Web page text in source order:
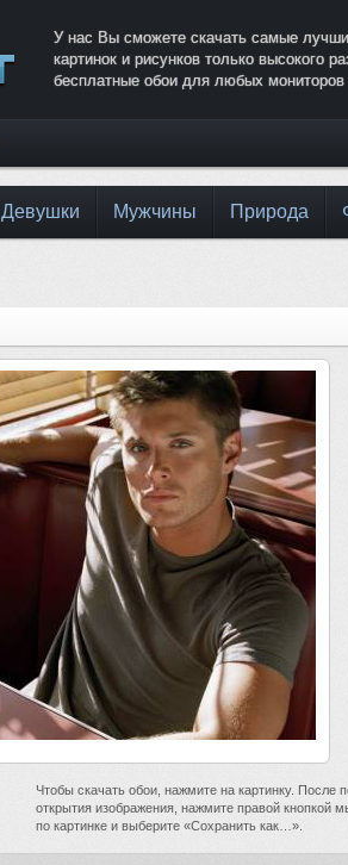
У нас Вы сможете скачать самые
картинок и рисунков только высокого
бесплатные обои для любых
Девушки Мужчины Природа
Чтобы скачать обои, нажмите на картинку. После
открытия изображения, нажмите правой кнопкой
по картинке и выберите «Сохранить как…».